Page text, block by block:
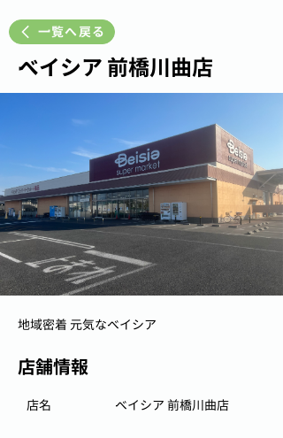
一覧へ戻る
ベイシア 前橋川曲店
地域密着 元気なベイシア
店舗情報
ベイシア 前橋川曲店
店名